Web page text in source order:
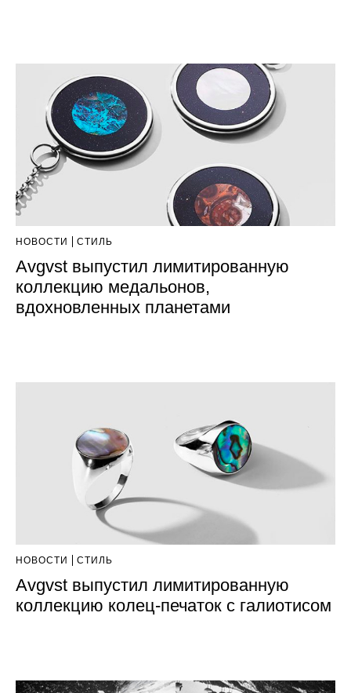
НОВОСТИ СТИЛЬ
Avgvst выпустил лимитированную
коллекцию медальонов,
вдохновленных планетами
НОВОСТИ СТИЛЬ
Avgvst выпустил лимитированную
коллекцию колец-печаток с галиотисом